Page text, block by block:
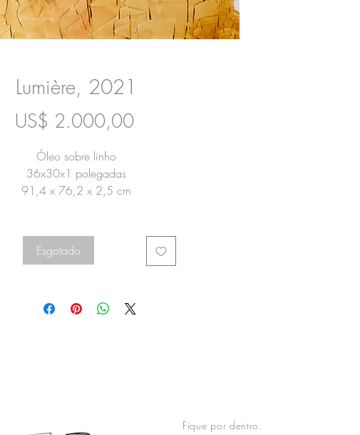
Lumière, 2021
US$ 2.000,00
Óleo sobre linho
36x30x1 polegadas
91,4 x 76,2 x 2,5 cm
Esgotado
Fique por dentro.